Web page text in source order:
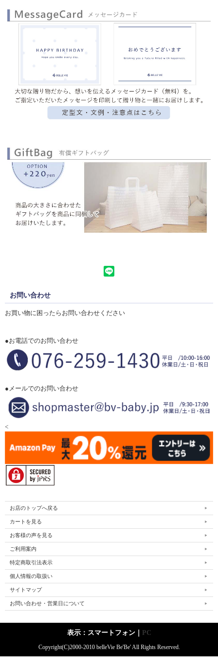
お問い合わせ
お買い物に困ったらお問い合わせください
●お電話でのお問い合わせ
●メールでのお問い合わせ
<
お店のトップへ戻る
カートを見る
お客様の声を見る
ご利用案内
特定商取引法表示
個人情報の取扱い
サイトマップ
お問い合わせ・営業日について
表示：スマートフォン｜ PC
Copyright(C)2000-2010 belleVie Be'Be' All Rights Reserved.